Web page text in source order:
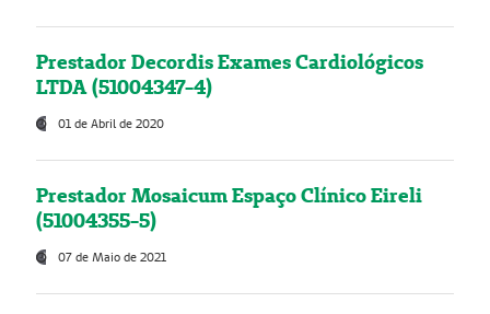
Prestador Decordis Exames Cardiológicos
LTDA (51004347-4)
01 de Abril de 2020
Prestador Mosaicum Espaço Clínico Eireli
(51004355-5)
07 de Maio de 2021